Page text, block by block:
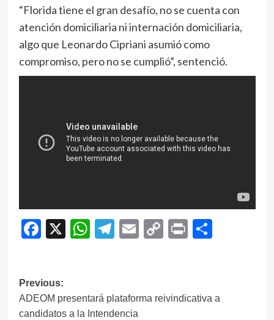
“Florida tiene el gran desafío, no se cuenta con
atención domiciliaria ni internación domiciliaria,
algo que Leonardo Cipriani asumió como
compromiso, pero no se cumplió”, sentenció.
Facebook
X WhatsApp
Telegram
EmailCopy
Print
Navegación
de
Previous:
ADEOM presentará plataforma reivindicativa a
candidatos a la Intendencia